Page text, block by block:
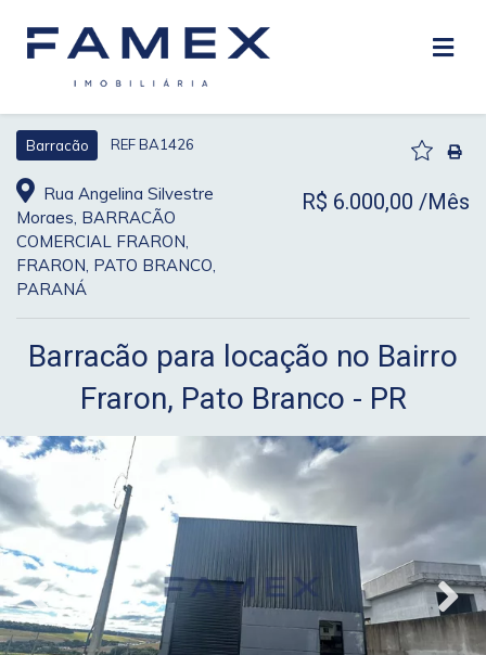
Barracão REF BA1426
Rua Angelina Silvestre
Moraes, BARRACÃO
COMERCIAL FRARON,
FRARON, PATO BRANCO,
PARANÁ
R$ 6.000,00 /Mês
Barracão para locação no Bairro
Fraron, Pato Branco - PR